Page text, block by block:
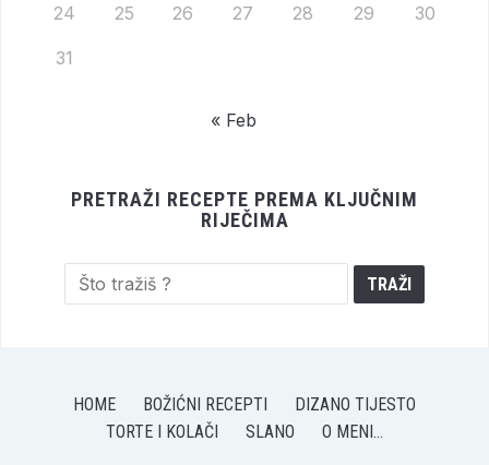
24 25 26 27 28 29 30
31
« Feb
PRETRAŽI RECEPTE PREMA KLJUČNIM
RIJEČIMA
HOME BOŽIĆNI RECEPTI
DIZANO TIJESTO
TORTE I KOLAČI
SLANO O MENI…